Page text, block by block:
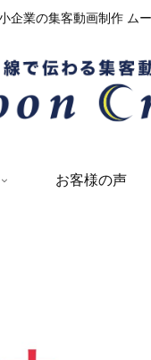
企業の集客動画制作 ム
お客様の声